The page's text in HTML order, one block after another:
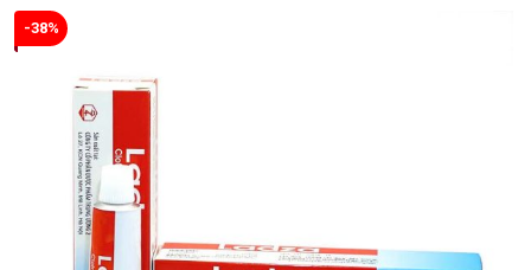
-38%